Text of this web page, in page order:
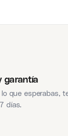
garantía
que esperabas,
días.